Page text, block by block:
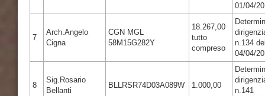
01/04/
7
Arch.Angelo
Cigna
CGN MGL
58M15G282Y
18.267,00
tutto
compreso
n.134
04/04/
8
Sig.Rosario
Bellanti
BLLRSR74D03A089W 1.000,00
n.141